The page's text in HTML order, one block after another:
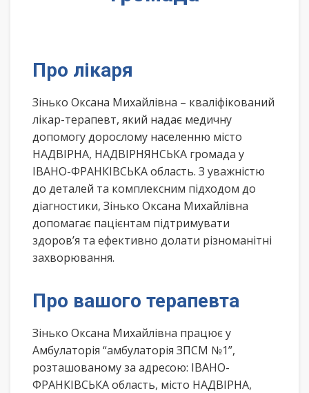
Про лікаря
Зінько Оксана Михайлівна – кваліфікований
лікар-терапевт, який надає медичну
допомогу дорослому населенню місто
НАДВІРНА, НАДВІРНЯНСЬКА громада у
ІВАНО-ФРАНКІВСЬКА область. З уважністю
до деталей та комплексним підходом до
діагностики, Зінько Оксана Михайлівна
допомагає пацієнтам підтримувати
здоров’я та ефективно долати різноманітні
захворювання.
Про вашого терапевта
Зінько Оксана Михайлівна працює у
Амбулаторія “амбулаторія ЗПСМ №1”,
розташованому за адресою: ІВАНО-
ФРАНКІВСЬКА область, місто НАДВІРНА,